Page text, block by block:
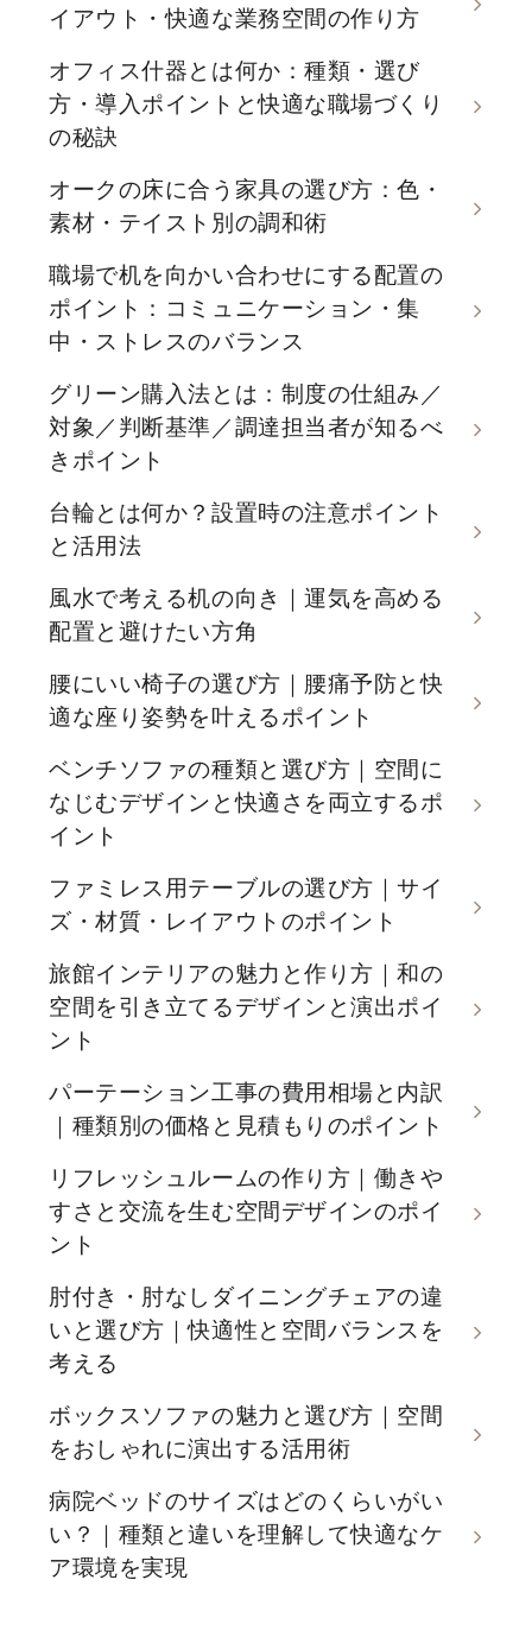
イアウト・快適な業務空間の作り方
オフィス什器とは何か：種類・選び
方・導入ポイントと快適な職場づくり
の秘訣
オークの床に合う家具の選び方：色・
素材・テイスト別の調和術
職場で机を向かい合わせにする配置の
ポイント：コミュニケーション・集
中・ストレスのバランス
グリーン購入法とは：制度の仕組み／
対象／判断基準／調達担当者が知るべ
きポイント
台輪とは何か？設置時の注意ポイント
と活用法
風水で考える机の向き｜運気を高める
配置と避けたい方角
腰にいい椅子の選び方｜腰痛予防と快
適な座り姿勢を叶えるポイント
ベンチソファの種類と選び方｜空間に
なじむデザインと快適さを両立するポ
イント
ファミレス用テーブルの選び方｜サイ
ズ・材質・レイアウトのポイント
旅館インテリアの魅力と作り方｜和の
空間を引き立てるデザインと演出ポイ
ント
パーテーション工事の費用相場と内訳
｜種類別の価格と見積もりのポイント
リフレッシュルームの作り方｜働きや
すさと交流を生む空間デザインのポイ
ント
肘付き・肘なしダイニングチェアの違
いと選び方｜快適性と空間バランスを
考える
ボックスソファの魅力と選び方｜空間
をおしゃれに演出する活用術
病院ベッドのサイズはどのくらいがい
い？｜種類と違いを理解して快適なケ
ア環境を実現